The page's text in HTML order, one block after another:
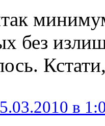
без
в